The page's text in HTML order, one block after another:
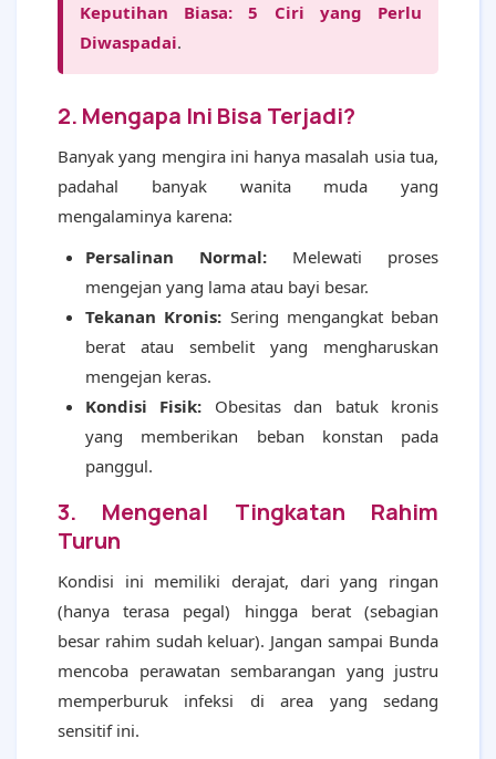
Keputihan Biasa: 5 Ciri yang Perlu
Diwaspadai.
2. Mengapa Ini Bisa Terjadi?
Banyak yang mengira ini hanya masalah usia tua,
padahal banyak wanita muda yang
mengalaminya karena:
Persalinan Normal: Melewati proses
mengejan yang lama atau bayi besar.
Tekanan Kronis: Sering mengangkat beban
berat atau sembelit yang mengharuskan
mengejan keras.
Kondisi Fisik: Obesitas dan batuk kronis
yang memberikan beban konstan pada
panggul.
3. Mengenal Tingkatan Rahim
Turun
Kondisi ini memiliki derajat, dari yang ringan
(hanya terasa pegal) hingga berat (sebagian
besar rahim sudah keluar). Jangan sampai Bunda
mencoba perawatan sembarangan yang justru
memperburuk infeksi di area yang sedang
sensitif ini.